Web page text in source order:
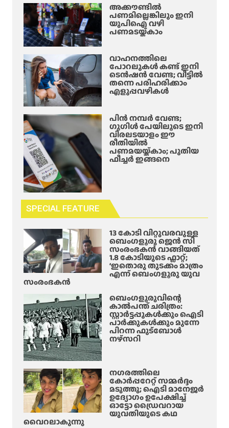
അക്കൗണ്ടിൽ
പണമില്ലെങ്കിലും ഇനി
യുപിഐ വഴി
പണമടയ്ക്കാം
വാഹനത്തിലെ
പോറലുകൾ കണ്ട് ഇനി
ടെൻഷൻ വേണ്ട; വീട്ടിൽ
തന്നെ പരിഹരിക്കാം
എളുപ്പവഴികൾ
പിൻ നമ്പർ വേണ്ട;
ഗൂഗിൾ പേയിലൂടെ ഇനി
വിരലടയാളം ഈ
രീതിയിൽ
പണമയയ്ക്കാം; പുതിയ
ഫീച്ചർ ഇങ്ങനെ
SPECIAL FEATURE
13 കോടി വിറ്റുവരവുള്ള
ബെംഗളൂരു ജെൻ സി
സംരംഭകൻ വാങ്ങിയത്
1.8 കോടിയുടെ ഫ്ലാറ്റ്;
‘ഇതൊരു തുടക്കം മാത്രം
എന്ന് ബെംഗളൂരു യുവ
സംരംഭകൻ
ബെംഗളൂരുവിന്റെ
കാൽപന്ത് ചരിത്രം:
സ്റ്റാർട്ടപ്പുകൾക്കും ഐടി
പാർക്കുകൾക്കും മുന്നേ
പിറന്ന ഫുട്ബോൾ
നഴ്സറി
നഗരത്തിലെ
കോർപ്പറേറ്റ് സമ്മർദ്ദം
മടുത്തു; ഐടി മാനേജർ
ഉദ്യോഗം ഉപേക്ഷിച്ച്
ഓട്ടോ ഡ്രൈവറായ
യുവതിയുടെ കഥ
വൈറലാകുന്നു